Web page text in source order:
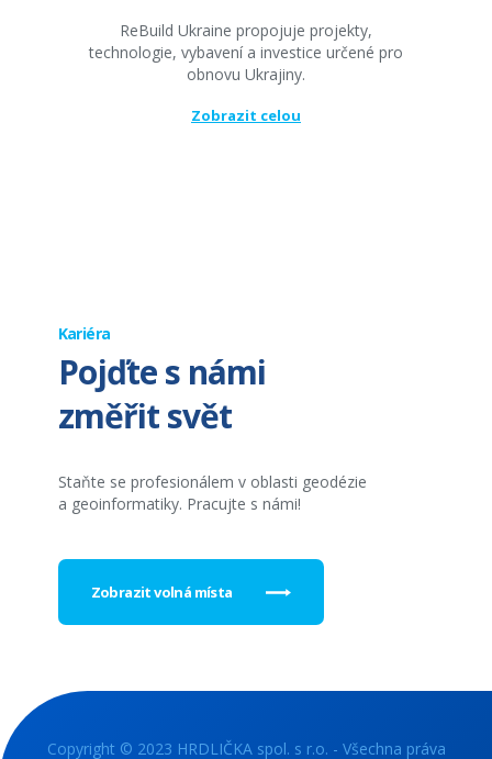
ReBuild Ukraine propojuje projekty,
technologie, vybavení a investice určené pro
obnovu Ukrajiny.
Zobrazit celou
Kariéra
Pojďte s námi
změřit svět
Staňte se profesionálem v oblasti geodézie
a geoinformatiky. Pracujte s námi!
Zobrazit volná místa
Copyright © 2023 HRDLIČKA spol. s r.o. - Všechna práva